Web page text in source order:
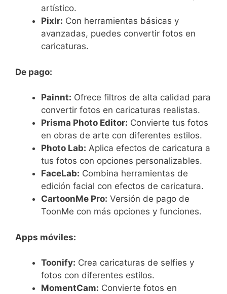
artístico.
Pixlr: Con herramientas básicas y
avanzadas, puedes convertir fotos en
caricaturas.
De pago:
Painnt: Ofrece filtros de alta calidad para
convertir fotos en caricaturas realistas.
Prisma Photo Editor: Convierte tus fotos
en obras de arte con diferentes estilos.
Photo Lab: Aplica efectos de caricatura a
tus fotos con opciones personalizables.
FaceLab: Combina herramientas de
edición facial con efectos de caricatura.
CartoonMe Pro: Versión de pago de
ToonMe con más opciones y funciones.
Apps móviles:
Toonify: Crea caricaturas de selfies y
fotos con diferentes estilos.
MomentCam: Convierte fotos en